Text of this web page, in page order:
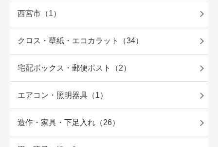
西宮市（1）
クロス・壁紙・エコカラット（34）
宅配ボックス・郵便ポスト（2）
エアコン・照明器具（1）
造作・家具・下足入れ（26）